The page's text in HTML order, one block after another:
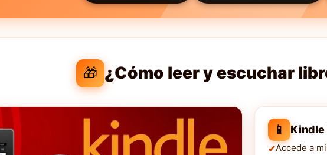
🎁 ¿Cómo leer y escuchar
📱 Kindle
Accede a